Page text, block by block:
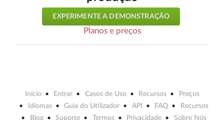
EXPERIMENTE A DEMONSTRAÇÃO
Planos e preços
Início Entrar Casos de Uso Recursos
Preços
Idiomas
Guia do Utilizador API FAQ
Recursos
Blog
Suporte Termos Privacidade Sobre Nós